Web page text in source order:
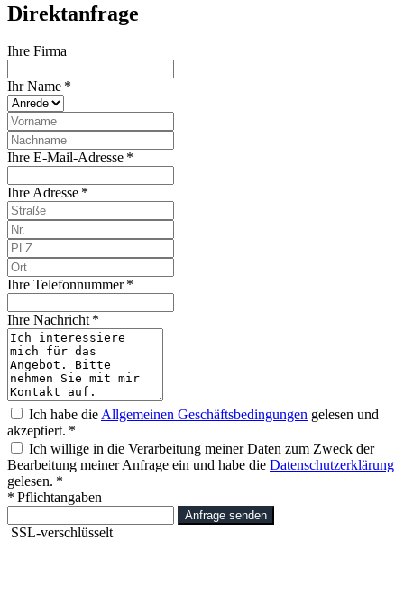
Direktanfrage
Ihre Firma
Ihr Name *
Ihre E-Mail-Adresse *
Ihre Adresse *
Ihre Telefonnummer *
Ihre Nachricht *
Ich habe dieAllgemeinen Geschäftsbedingungen gelesen und
akzeptiert. *
Ich willige in die Verarbeitung meiner Daten zum Zweck der
Bearbeitung meiner Anfrage ein und habe die Datenschutzerklärung
gelesen. *
* Pflichtangaben
Anfrage senden
SSL-verschlüsselt